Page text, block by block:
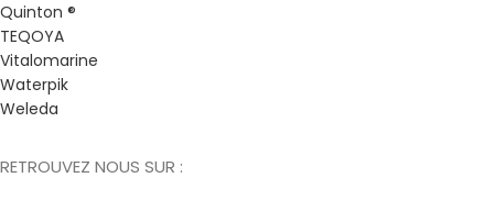
Quinton ®
TEQOYA
Vitalomarine
Waterpik
Weleda
RETROUVEZ NOUS SUR :